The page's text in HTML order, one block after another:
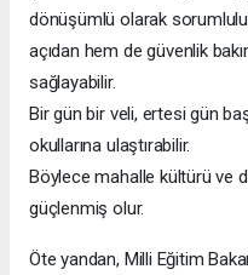
dönüşümlü olarak
açıdan hem de güvenlik
sağlayabilir.
Bir gün bir veli, ertesi gün
okullarına ulaştırabilir.
Böylece mahalle kültürü ve
güçlenmiş olur.
Öte yandan, Milli Eğitim